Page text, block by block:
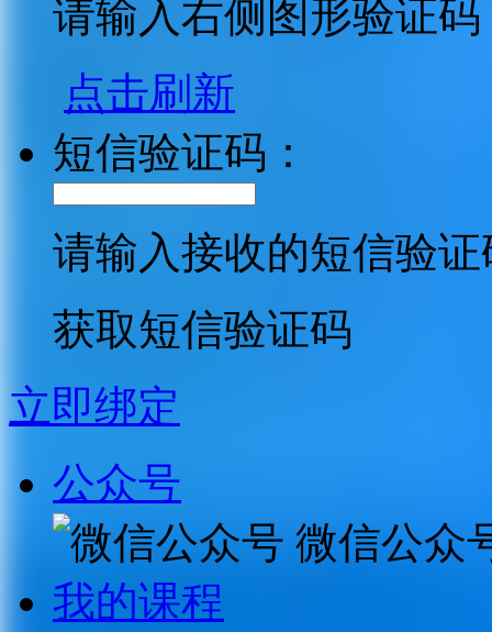
请输入右侧图形验证码
点击刷新
短信验证码：
请输入接收的短信验证
获取短信验证码
立即绑定
公众号
微信公众
我的课程